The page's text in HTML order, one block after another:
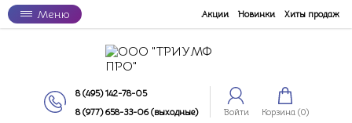
Меню Акции Новинки Хиты продаж
8 (495) 142-78-05
8 (977) 658-33-06 (выходные)
Войти Корзина (0)